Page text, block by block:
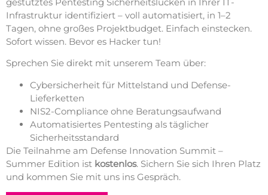
Infrastruktur identifiziert – voll automatisiert, in 1–2
Tagen, ohne großes Projektbudget. Einfach einstecken.
Sofort wissen. Bevor es Hacker tun!
Sprechen Sie direkt mit unserem Team über:
Cybersicherheit für Mittelstand und Defense-
Lieferketten
NIS2-Compliance ohne Beratungsaufwand
Automatisiertes Pentesting als täglicher
Sicherheitsstandard
Die Teilnahme am Defense Innovation Summit –
Summer Edition ist kostenlos. Sichern Sie sich Ihren Platz
und kommen Sie mit uns ins Gespräch.